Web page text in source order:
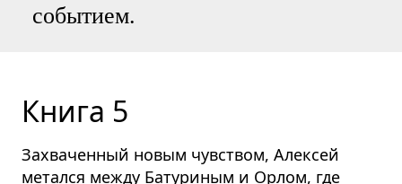
событием.
Книга 5
Захваченный новым чувством, Алексей
метался между Батуриным и Орлом, где